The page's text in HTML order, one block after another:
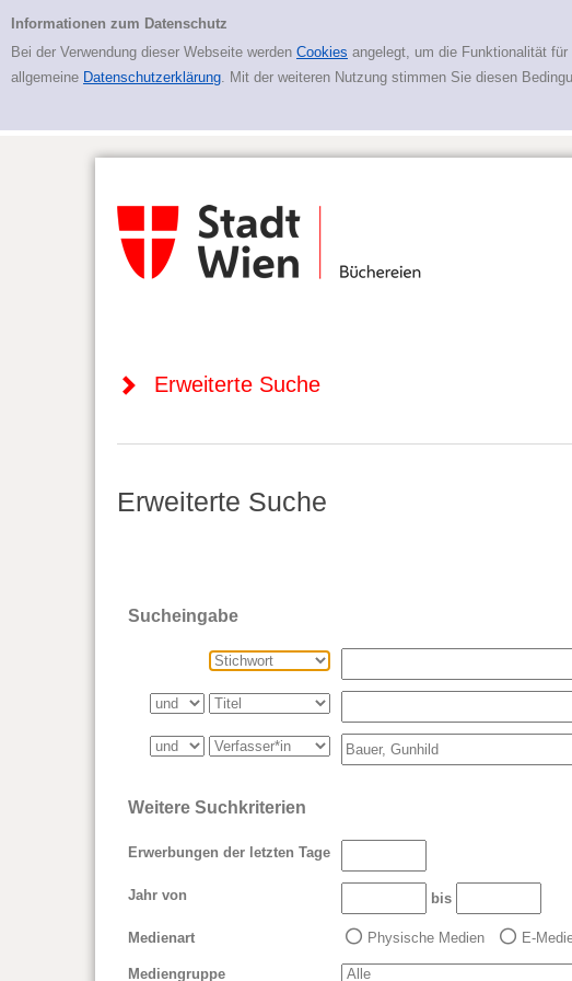
Erweiterte Suche
Informationen zum Datenschutz
Bei der Verwendung dieser Webseite werden Cookies angelegt, um die Funktionalität
allgemeine Datenschutzerklärung. Mit der weiteren Nutzung stimmen Sie diesen
Erweiterte Suche
Erweiterte Suche
Sucheingabe
Weitere Suchkriterien
Erwerbungen der letzten Tage
Jahr von bis
Medienart Physische Medien E-
Mediengruppe